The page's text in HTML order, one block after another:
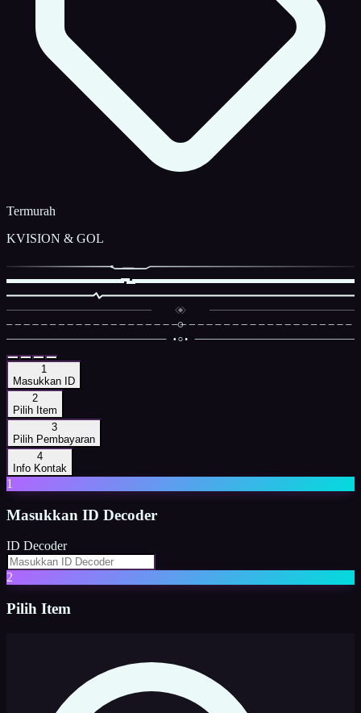
Termurah
KVISION & GOL
1
Masukkan ID
2
Pilih Item
3
Pilih Pembayaran
4
Info Kontak
1
Masukkan ID Decoder
ID Decoder
2
Pilih Item